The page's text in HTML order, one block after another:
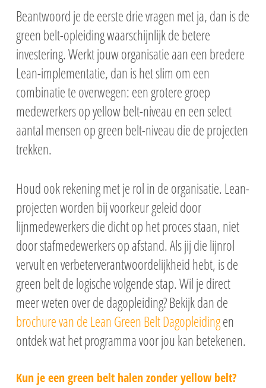
Beantwoord je de eerste drie vragen met ja, dan is de
green belt-opleiding waarschijnlijk de betere
investering. Werkt jouw organisatie aan een bredere
Lean-implementatie, dan is het slim om een
combinatie te overwegen: een grotere groep
medewerkers op yellow belt-niveau en een select
aantal mensen op green belt-niveau die de projecten
trekken.
Houd ook rekening met je rol in de organisatie. Lean-
projecten worden bij voorkeur geleid door
lijnmedewerkers die dicht op het proces staan, niet
door stafmedewerkers op afstand. Als jij die lijnrol
vervult en verbeterverantwoordelijkheid hebt, is de
green belt de logische volgende stap. Wil je direct
meer weten over de dagopleiding? Bekijk dan de
brochure van de Lean Green Belt Dagopleidingen
ontdek wat het programma voor jou kan betekenen.
Kun je een green belt halen zonder yellow belt?